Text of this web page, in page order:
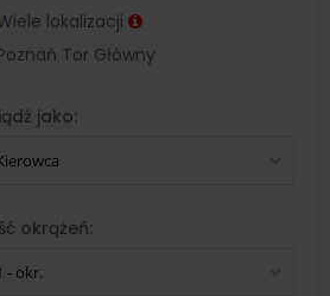
lokalizacji
Tor Główny
jako:
okrążeń:
- okr.